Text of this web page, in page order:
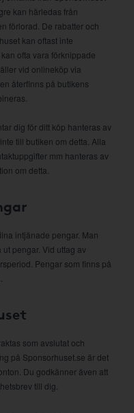
kan härledas från
förlorad. De rabatter och
kan oftast inte
ofta vara förknippade
vid onlineköp via
återfinns på butikens
dig för ditt köp hanteras av
till butiken om detta. Alla
mm hanteras av
om detta.
intjänade pengar. Man
pengar. Vid uttag av
Pengar som finns på
som avslutat och
på Sponsorhuset.se är det
Du godkänner även att
till dig.